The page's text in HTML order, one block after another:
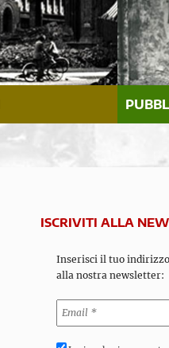
ISCRIVITI ALLA
Inserisci il tuo
alla nostra newsletter: